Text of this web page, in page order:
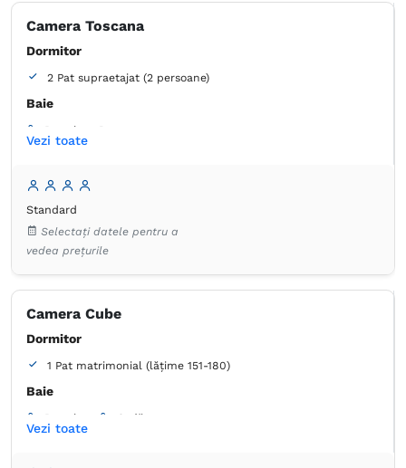
Camera Toscana
Dormitor
2 Pat supraetajat (2 persoane)
Baie
Proprie -
Masă
Vezi toate
Standard
Selectați datele pentru a
vedea prețurile
Camera Cube
Dormitor
1 Pat matrimonial (lățime 151-180)
Baie
Proprie - Cadă
Vezi toate